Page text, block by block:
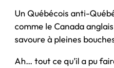
Un Québécois anti-
comme le Canada
savoure à pleines
Ah… tout ce qu’il a pu